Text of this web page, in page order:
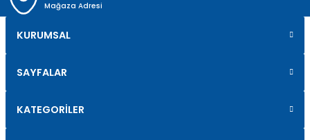
Mağaza Adresi
KURUMSAL
SAYFALAR
KATEGORİLER